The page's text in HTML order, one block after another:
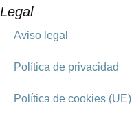
Legal
Aviso legal
Política de privacidad
Política de cookies (UE)